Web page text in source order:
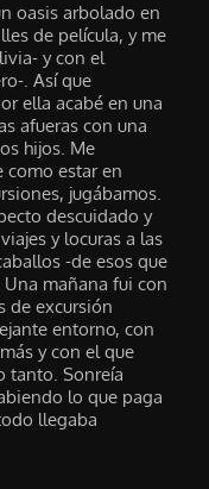
oasis arbolado en
de película, y me
y con el
. Así que
ella acabé en una
afueras con una
hijos. Me
como estar en
jugábamos.
descuidado y
y locuras a las
-de esos que
Una mañana fui con
de excursión
entorno, con
y con el que
tanto. Sonreía
lo que paga
llegaba